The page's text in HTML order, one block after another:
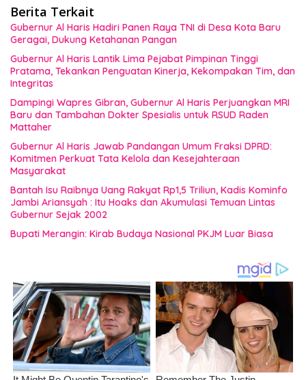
Berita Terkait
Gubernur Al Haris Hadiri Panen Raya TNI di Desa Kota Baru
Geragai, Dukung Ketahanan Pangan
Gubernur Al Haris Lantik Lima Pejabat Pimpinan Tinggi
Pratama, Tekankan Penguatan Kinerja, Kekompakan Tim, dan
Integritas
Dampingi Wapres Gibran, Gubernur Al Haris Perjuangkan MRI
Baru dan Tambahan Dokter Spesialis untuk RSUD Raden
Mattaher
Gubernur Al Haris Jawab Pandangan Umum Fraksi DPRD:
Komitmen Perkuat Tata Kelola dan Kesejahteraan
Masyarakat
Bantah Isu Raibnya Uang Rakyat Rp1,5 Triliun, Kadis Kominfo
Jambi Ariansyah : Itu Hoaks dan Akumulasi Temuan Lintas
Gubernur Sejak 2002
Bupati Merangin: Kirab Budaya Nasional PKJM Luar Biasa